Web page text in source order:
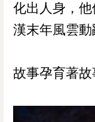
化出人身，
漢末年風雲動
故事孕育著故